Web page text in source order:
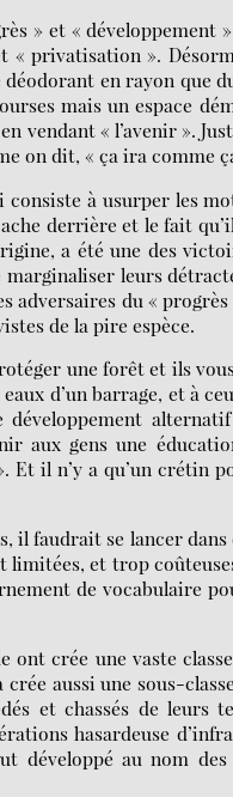
» et « développement
« privatisation ».
en rayon que
mais un espace
vendant « l’avenir ».
on dit, « ça ira comme
consiste à usurper les
derrière et le fait
a été une des
leurs
adversaires du «
de la pire espèce.
une forêt et ils
d’un barrage, et à
développement
aux gens une
Et il n’y a qu’un crétin
il faudrait se lancer
et trop
de vocabulaire
ont crée une vaste
aussi une sous-
et chassés de leurs
hasardeuse
développé au nom